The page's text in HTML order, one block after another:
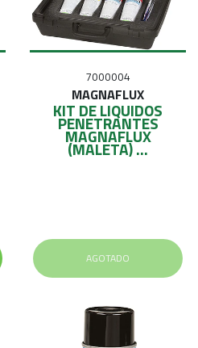
7000004
MAGNAFLUX
KIT DE LIQUIDOS
PENETRANTES
MAGNAFLUX
(MALETA) ...
AGOTADO